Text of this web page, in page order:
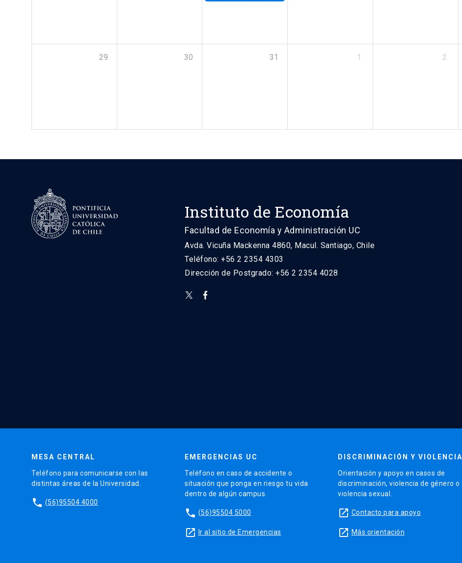
29 30 31 1 2
Instituto de Economía
Facultad de Economía y Administración UC
Avda. Vicuña Mackenna 4860, Macul. Santiago, Chile
Teléfono: +56 2 2354 4303
Dirección de Postgrado: +56 2 2354 4028
MESA CENTRAL
Teléfono para comunicarse con las
distintas áreas de la Universidad.
phone (56)95504 4000
EMERGENCIAS UC
Teléfono en caso de accidente o
situación que ponga en riesgo tu vida
dentro de algún campus.
phone (56)95504 5000
launch Ir al sitio de Emergencias
DISCRIMINACIÓN Y VIOLENCIA
Orientación y apoyo en casos de
discriminación, violencia de género o
violencia sexual.
launch Contacto para apoyo
launch Más orientación